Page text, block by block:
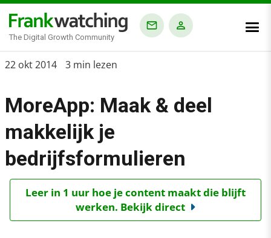
The Digital Growth Community
Home
Blog
Alle artikelen
›
MoreApp: Maak & deel makkelijk je bedrijfsformulieren
22 okt 2014 3 min lezen
MoreApp: Maak & deel
makkelijk je
bedrijfsformulieren
Leer in 1 uur hoe je content maakt die blijft
werken. Bekijk direct